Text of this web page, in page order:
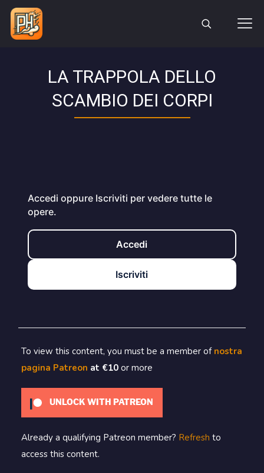
LA TRAPPOLA DELLO
SCAMBIO DEI CORPI
Accedi oppure Iscriviti per vedere tutte le
opere.
Accedi
Iscriviti
To view this content, you must be a member of nostra
pagina Patreon at €10 or more
UNLOCK WITH PATREON
Already a qualifying Patreon member? Refresh to
access this content.